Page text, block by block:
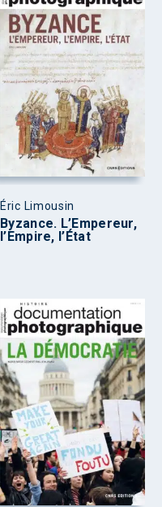
Éric Limousin
Byzance. L’Empereur,
l’Empire, l’État